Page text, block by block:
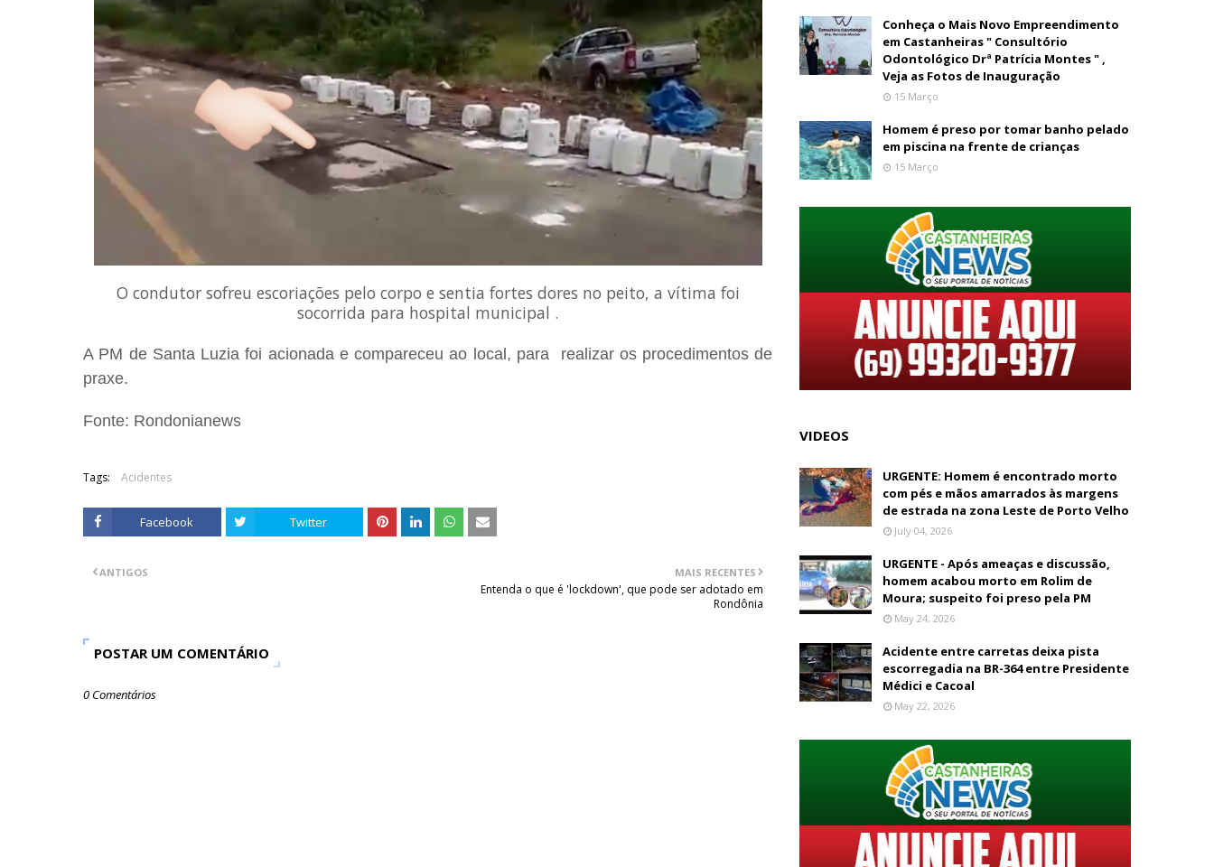
O condutor sofreu escoriações pelo corpo e sentia fortes dores no peito, a vítima foi
socorrida para hospital municipal .
A PM de Santa Luzia foi acionada e compareceu ao local, para realizar os procedimentos de
praxe.
Fonte: Rondonianews
Tags: Acidentes
Facebook Twitter
MAIS RECENTES
Entenda o que é 'lockdown', que pode ser adotado em
Rondônia
ANTIGOS
POSTAR UM COMENTÁRIO
0 Comentários
Conheça o Mais Novo Empreendimento
em Castanheiras " Consultório
Odontológico Drª Patrícia Montes " ,
Veja as Fotos de Inauguração
15 Março
Homem é preso por tomar banho pelado
em piscina na frente de crianças
15 Março
VIDEOS
URGENTE: Homem é encontrado morto
com pés e mãos amarrados às margens
de estrada na zona Leste de Porto Velho
July 04, 2026
URGENTE - Após ameaças e discussão,
homem acabou morto em Rolim de
Moura; suspeito foi preso pela PM
May 24, 2026
Acidente entre carretas deixa pista
escorregadia na BR-364 entre Presidente
Médici e Cacoal
May 22, 2026